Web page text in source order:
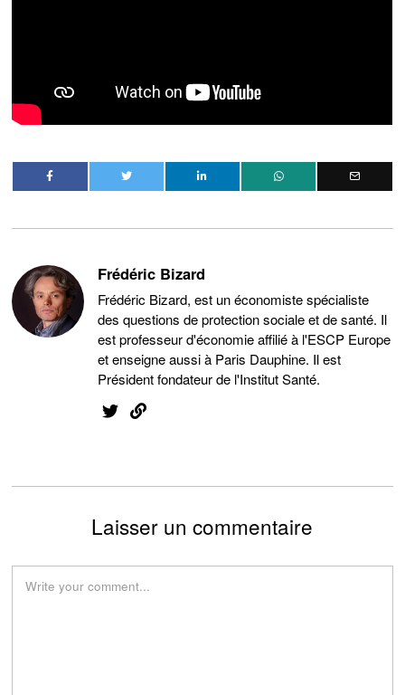
Frédéric Bizard
Frédéric Bizard, est un économiste spécialiste
des questions de protection sociale et de santé. Il
est professeur d'économie affilié à l'ESCP Europe
et enseigne aussi à Paris Dauphine. Il est
Président fondateur de l'Institut Santé.
Laisser un commentaire